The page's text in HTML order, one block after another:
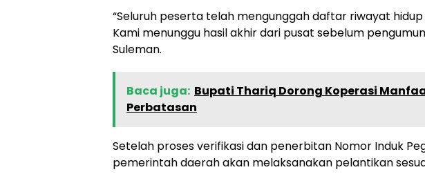
“Seluruh peserta telah mengunggah daftar riwayat hidup
Kami menunggu hasil akhir dari pusat sebelum
Suleman.
Baca juga: Bupati Thariq Dorong Koperasi
Perbatasan
Setelah proses verifikasi dan penerbitan Nomor Induk
pemerintah daerah akan melaksanakan pelantikan